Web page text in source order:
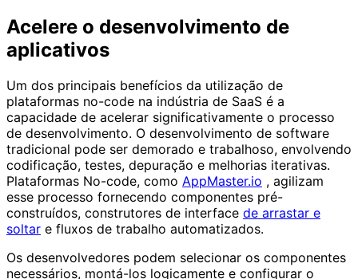
Acelere o desenvolvimento de
aplicativos
Um dos principais benefícios da utilização de
plataformas no-code na indústria de SaaS é a
capacidade de acelerar significativamente o processo
de desenvolvimento. O desenvolvimento de software
tradicional pode ser demorado e trabalhoso, envolvendo
codificação, testes, depuração e melhorias iterativas.
Plataformas No-code, como AppMaster.io , agilizam
esse processo fornecendo componentes pré-
construídos, construtores de interface de arrastar e
soltar e fluxos de trabalho automatizados.
Os desenvolvedores podem selecionar os componentes
necessários, montá-los logicamente e configurar o